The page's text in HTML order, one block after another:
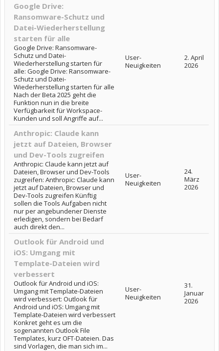
Google Drive:
Ransomware-Schutz und
Datei-Wiederherstellung
starten für alle
Google Drive: Ransomware-
Schutz und Datei-
Wiederherstellung starten für
alle: Google Drive: Ransomware-
Schutz und Datei-
Wiederherstellung starten für alle
Nach der Beta 2025 geht die
Funktion nun in die breite
Verfügbarkeit für Workspace-
Kunden und soll Angriffe auf...
User-
Neuigkeiten
2. April
2026
Anthropic: Claude kann
jetzt auf Dateien, Browser
und Dev-Tools zugreifen
Anthropic: Claude kann jetzt auf
Dateien, Browser und Dev-Tools
zugreifen: Anthropic: Claude kann
jetzt auf Dateien, Browser und
Dev-Tools zugreifen Künftig
sollen die Tools Aufgaben nicht
nur per angebundener Dienste
erledigen, sondern bei Bedarf
auch direkt den...
User-
Neuigkeiten
24.
März
2026
Outlook für Android und
iOS: Umgang mit
Template-Dateien wird
verbessert
Outlook für Android und iOS:
Umgang mit Template-Dateien
wird verbessert: Outlook für
Android und iOS: Umgang mit
Template-Dateien wird verbessert
Konkret geht es um die
sogenannten Outlook File
Templates, kurz OFT-Dateien. Das
sind Vorlagen, die man sich im...
User-
Neuigkeiten
31.
Januar
2026